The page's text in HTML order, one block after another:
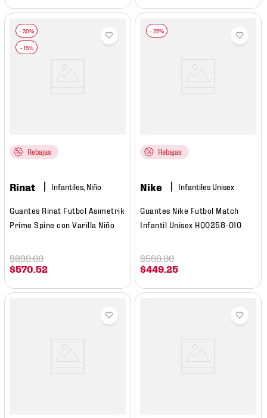
Rebajas
Rinat Infantiles, Niño
Guantes Rinat Futbol Asimetrik
Prime Spine con Varilla Niño
$570 52
$839.00
Rebajas
Nike
Guantes Nike Futbol Match
Infantil Unisex HQ0258-010
$449 .25
$599.00